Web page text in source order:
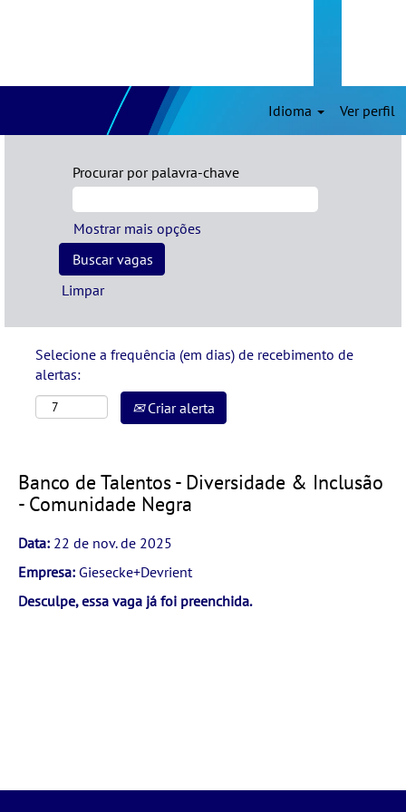
Idioma Ver perfil
Procurar por palavra-chave
Mostrar mais opções
Limpar
Selecione a frequência (em dias) de recebimento de
alertas:
Criar alerta
Banco de Talentos - Diversidade & Inclusão
- Comunidade Negra
Data: 22 de nov. de 2025
Empresa: Giesecke+Devrient
Desculpe, essa vaga já foi preenchida.